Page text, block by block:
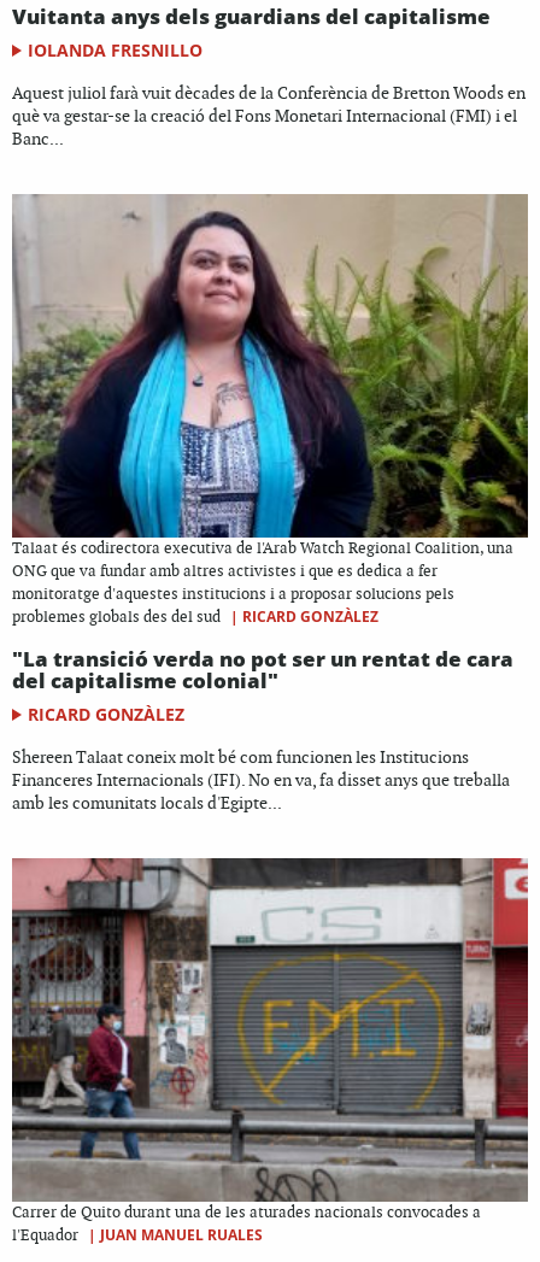
Vuitanta anys dels guardians del capitalisme
IOLANDA FRESNILLO
Aquest juliol farà vuit dècades de la Conferència de Bretton Woods en
què va gestar-se la creació del Fons Monetari Internacional (FMI) i el
Banc...
Talaat és codirectora executiva de l'Arab Watch Regional Coalition, una
ONG que va fundar amb altres activistes i que es dedica a fer
monitoratge d'aquestes institucions i a proposar solucions pels
problemes globals des del sud
| RICARD GONZÀLEZ
"La transició verda no pot ser un rentat de cara
del capitalisme colonial"
RICARD GONZÀLEZ
Shereen Talaat coneix molt bé com funcionen les Institucions
Financeres Internacionals (IFI). No en va, fa disset anys que treballa
amb les comunitats locals d'Egipte...
Carrer de Quito durant una de les aturades nacionals convocades a
l'Equador
| JUAN MANUEL RUALES